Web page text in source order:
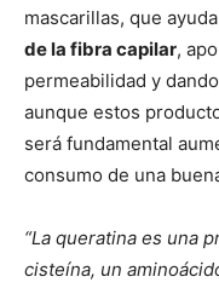
mascarillas, que
de la fibra capilar,
permeabilidad y
aunque estos
será fundamental
consumo de una
“La queratina es una
cisteína, un